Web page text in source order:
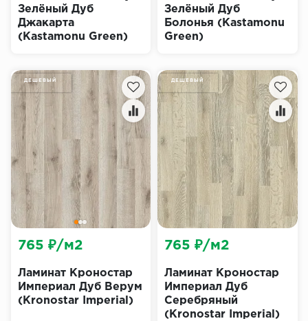
Зелёный Дуб
Джакарта
(Kastamonu Green)
Зелёный Дуб
Болонья (Kastamonu
Green)
ДЕШЕВЫЙ
Ламинат Кроностар
Империал Дуб Верум
(Kronostar Imperial)
765 ₽/м2
ДЕШЕВЫЙ
Ламинат Кроностар
Империал Дуб
Серебряный
(Kronostar Imperial)
765 ₽/м2